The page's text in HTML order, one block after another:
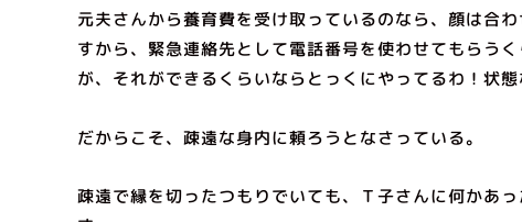
元夫さんから養育費を受け取っているのなら、顔は合
すから、緊急連絡先として電話番号を使わせてもらう
が、それができるくらいならとっくにやってるわ！状態
だからこそ、疎遠な身内に頼ろうとなさっている。
疎遠で縁を切ったつもりでいても、Ｔ子さんに何かあ